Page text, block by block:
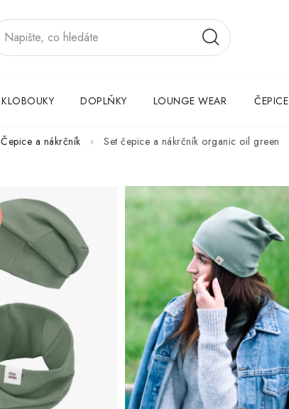
KLOBOUKY DOPLŇKY LOUNGE WEAR ČEPICE
Čepice a nákrčník Set čepice a nákrčník organic oil green